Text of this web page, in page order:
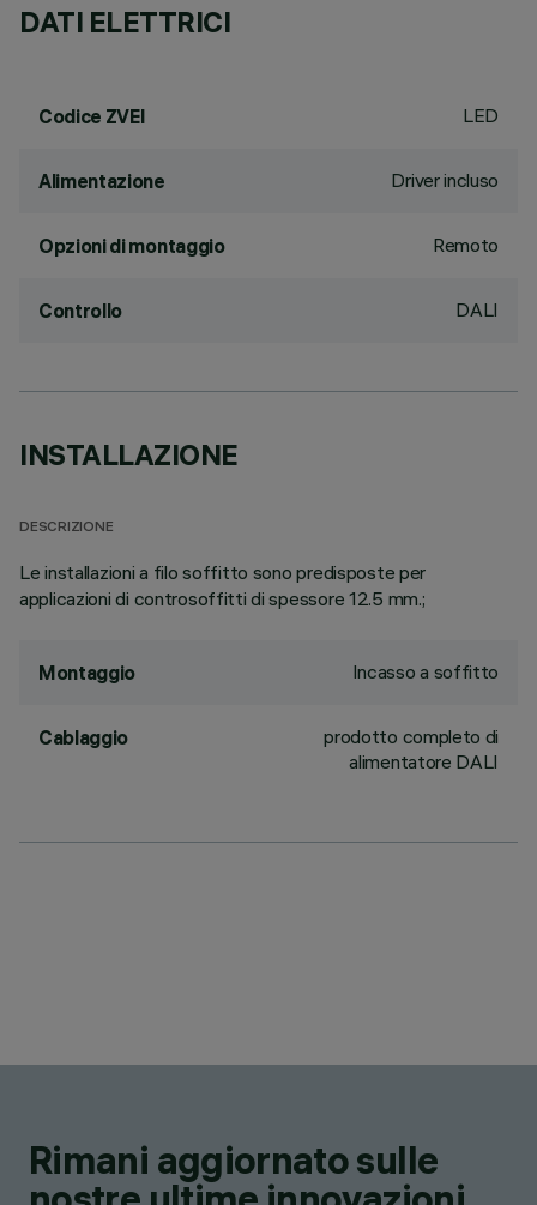
DATI ELETTRICI
Codice ZVEI LED
Alimentazione Driver incluso
Opzioni di montaggio Remoto
Controllo DALI
INSTALLAZIONE
DESCRIZIONE
Le installazioni a filo soffitto sono predisposte per
applicazioni di controsoffitti di spessore 12.5 mm.;
Montaggio Incasso a soffitto
Cablaggio
prodotto completo di
alimentatore DALI
Rimani aggiornato sulle